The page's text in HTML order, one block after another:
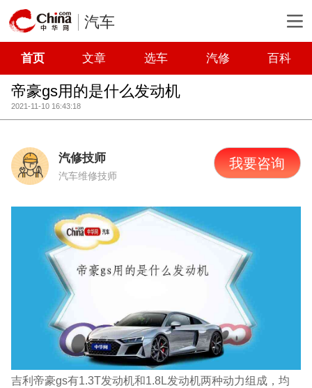
汽车
首页 文章 选车 汽修 百科
帝豪gs用的是什么发动机
2021-11-10 16:43:18
汽修技师
汽车维修技师
我要咨询
吉利帝豪gs有1.3T发动机和1.8L发动机两种动力组成，均